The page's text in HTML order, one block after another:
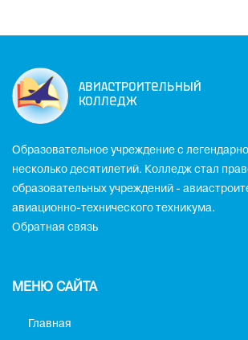
Авиастроительный
колледж
Образовательное учреждение с
несколько десятилетий. Колледж стал
образовательных учреждений -
авиационно-технического техникума.
Обратная связь
МЕНЮ САЙТА
Главная